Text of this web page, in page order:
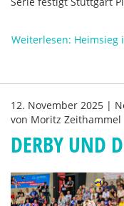
Weiterlesen:
12. November 2025 |
von Moritz Zeithammel
DERBY UND